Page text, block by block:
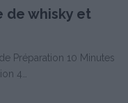
de whisky et
Préparation 10 Minutes
4…